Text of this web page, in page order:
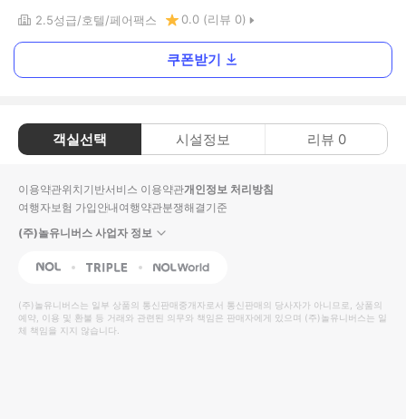
2.5성급 호텔 페어팩스 0.0 (리뷰 0)
쿠폰받기
객실선택 시설정보 리뷰 0
이용약관위치기반서비스 이용약관개인정보 처리방침
여행자보험 가입안내여행약관분쟁해결기준
(주)놀유니버스 사업자 정보
NOL Triple Interpark Global
(주)놀유니버스는 일부 상품의 통신판매중개자로서 통신판매의 당사자가 아니므로, 상품의
예약, 이용 및 환불 등 거래와 관련된 의무와 책임은 판매자에게 있으며 (주)놀유니버스는 일
체 책임을 지지 않습니다.